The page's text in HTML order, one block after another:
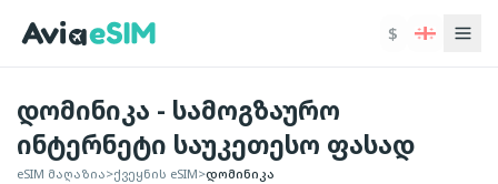
$
დომინიკა - სამოგზაურო
ინტერნეტი საუკეთესო ფასად
eSIM მაღაზია>ქვეყნის eSIM>დომინიკა